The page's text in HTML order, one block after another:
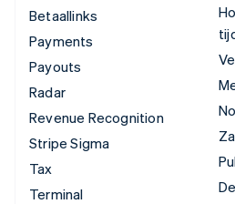
Betaallinks
Payments
Payouts
Radar
Revenue Recognition
Stripe Sigma
Tax
Terminal